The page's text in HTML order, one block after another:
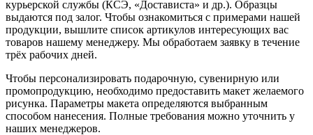
курьерской службы (КСЭ, «Достависта» и др.). Образцы
выдаются под залог. Чтобы ознакомиться с примерами нашей
продукции, вышлите список артикулов интересующих вас
товаров нашему менеджеру. Мы обработаем заявку в течение
трёх рабочих дней.
Чтобы персонализировать подарочную, сувенирную или
промопродукцию, необходимо предоставить макет желаемого
рисунка. Параметры макета определяются выбранным
способом нанесения. Полные требования можно уточнить у
наших менеджеров.